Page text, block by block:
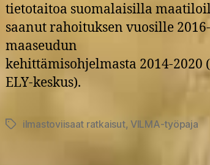
tietotaitoa suomalaisilla
saanut rahoituksen vuosille
maaseudun
kehittämisohjelmasta 2014-
ELY-keskus).
Avainsanat
ilmastoviisaat ratkaisut, VILMA-työpaja